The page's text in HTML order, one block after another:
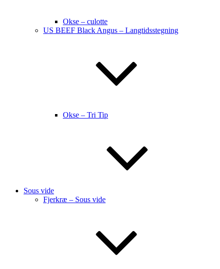
Okse – culotte
US BEEF Black Angus – Langtidsstegning
Okse – Tri Tip
Sous vide
Fjerkræ – Sous vide